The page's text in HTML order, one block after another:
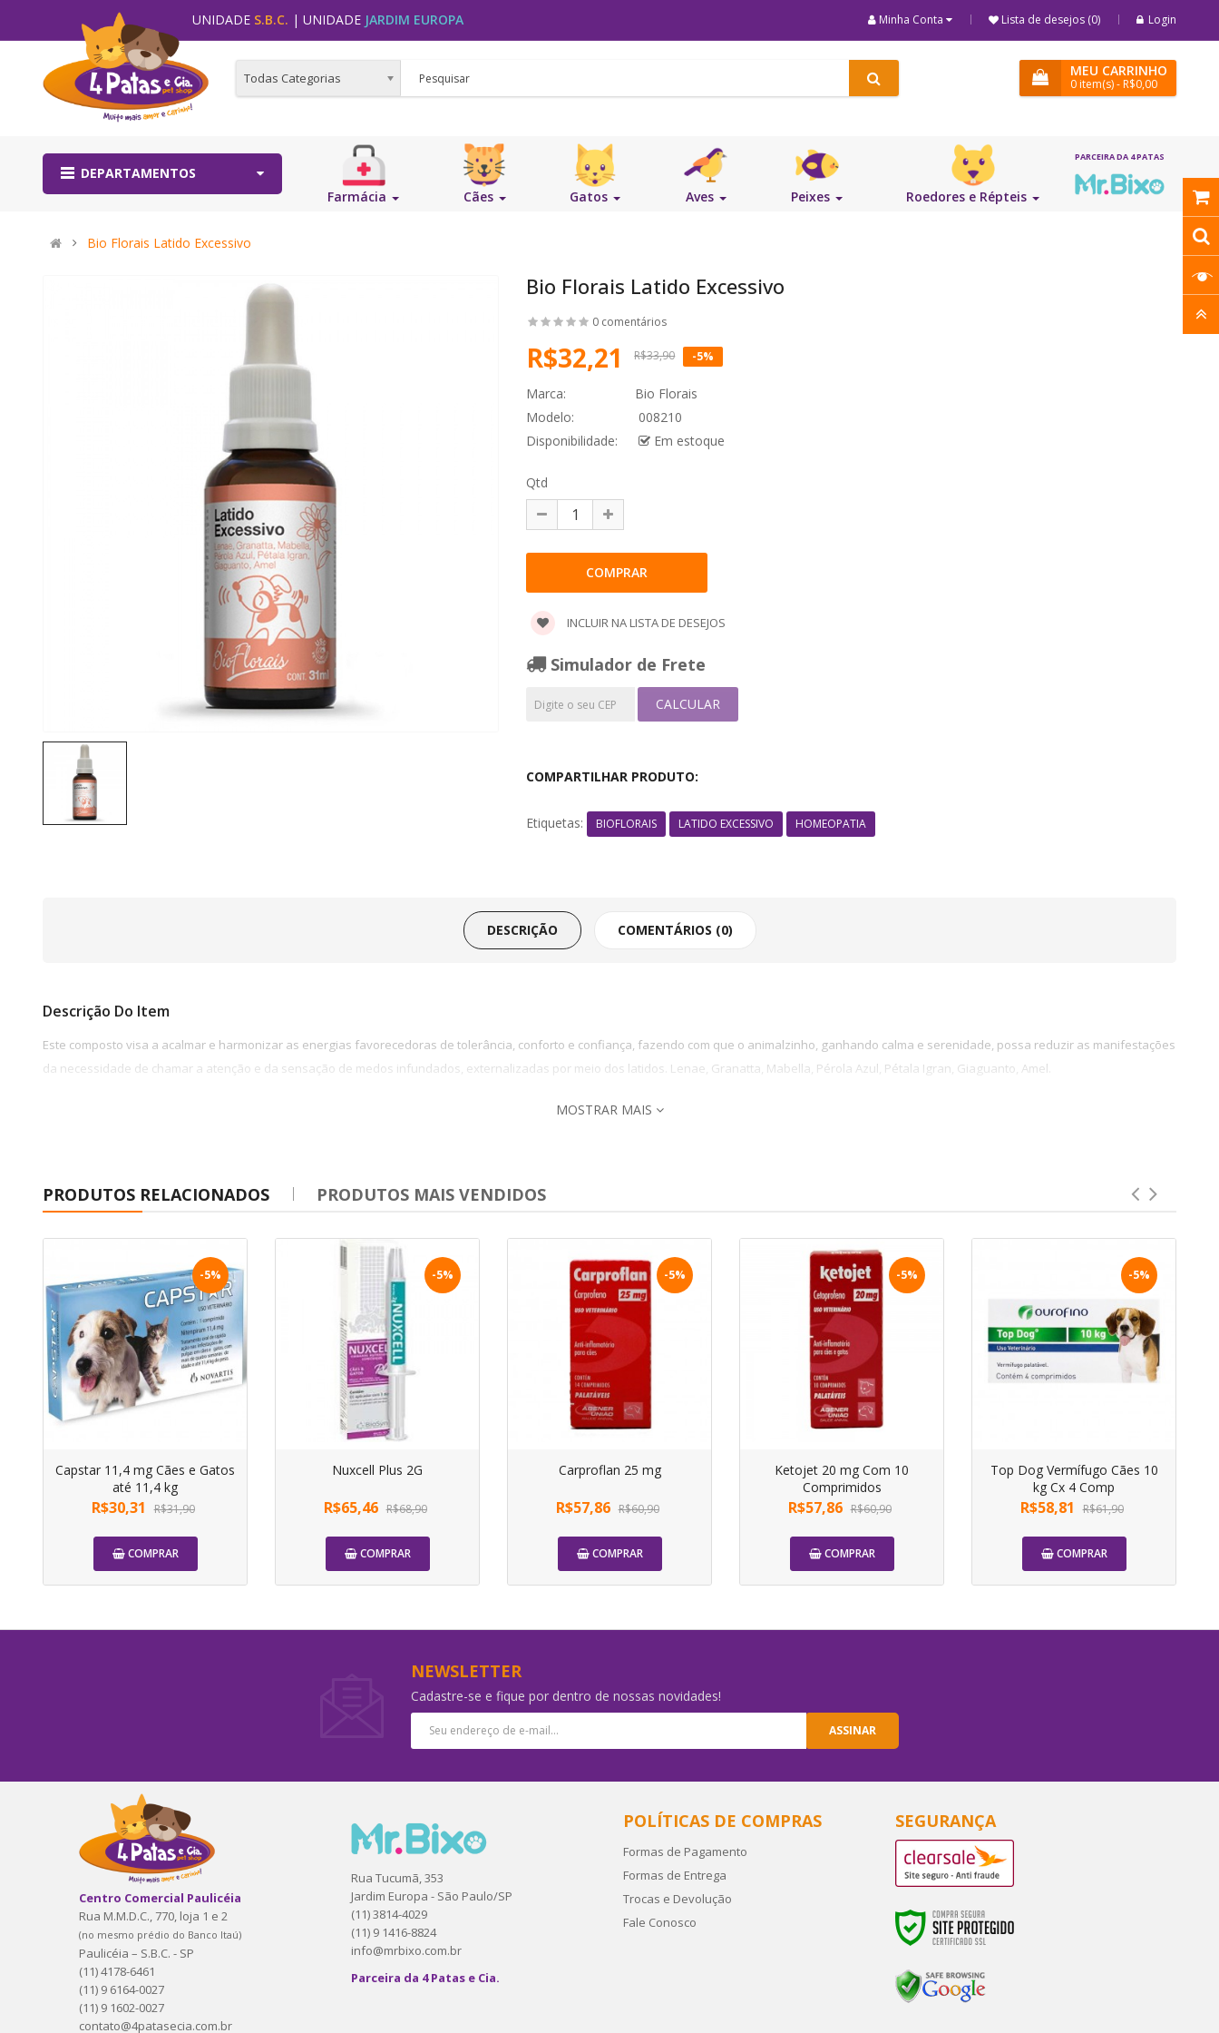
UNIDADE S.B.C. | UNIDADE JARDIM EUROPA Minha Conta Lista de desejos (0) Login
Todas Categorias MEU CARRINHO
0item(s)- R$0,00
DEPARTAMENTOS
Farmácia
Cães Gatos Aves Peixes Roedores e Répteis
Bio Florais Latido Excessivo
Bio Florais Latido Excessivo
0 comentários
R$32,21 R$33,90 -5%
Marca:
Bio Florais
Modelo:
008210
Disponibilidade:
Em estoque
Qtd
INCLUIR NA LISTA DE DESEJOS
Simulador de Frete
CALCULAR
COMPARTILHAR PRODUTO:
Etiquetas: BIOFLORAIS LATIDO EXCESSIVO HOMEOPATIA
DESCRIÇÃO COMENTÁRIOS (0)
Descrição Do Item
Este composto visa a acalmar e harmonizar as energias favorecedoras de tolerância, conforto e confiança, fazendo com que o animalzinho, ganhando calma e serenidade, possa reduzir as manifestações
da necessidade de chamar a atenção e da sensação de medos infundados, externalizadas por meio dos latidos. Lenae, Granatta, Mabella, Pérola Azul, Pétala Igran, Giaguanto, Amel.
MOSTRAR MAIS
PRODUTOS RELACIONADOS PRODUTOS MAIS VENDIDOS
-5%
Capstar 11,4 mg Cães e Gatos
até 11,4 kg
R$30,31 R$31,90
COMPRAR
-5%
Nuxcell Plus 2G
R$65,46 R$68,90
COMPRAR
-5%
Carproflan 25 mg
R$57,86 R$60,90
COMPRAR
-5%
Ketojet 20 mg Com 10
Comprimidos
R$57,86 R$60,90
COMPRAR
-5%
Top Dog Vermífugo Cães 10
kg Cx 4 Comp
R$58,81 R$61,90
COMPRAR
-5%
Alantol 60g
R$71,16 R$74,90
COMPRAR
-5%
R$55,96 R$58,90
COMPRAR
-5%
Alcort 5mg
R$26,90
COMPRAR
-5%
Alergovet c 0,7mg
-5%
NEWSLETTER
Cadastre-se e fique por dentro de nossas novidades!
ASSINAR
Centro Comercial Paulicéia
Rua M.M.D.C., 770, loja 1 e 2
(no mesmo prédio do Banco Itaú)
Paulicéia – S.B.C. - SP
(11) 4178-6461
(11) 9 6164-0027
(11) 9 1602-0027
contato@4patasecia.com.br
Rua Tucumã, 353
Jardim Europa - São Paulo/SP
(11) 3814-4029
(11) 9 1416-8824
info@mrbixo.com.br
Parceira da 4 Patas e Cia.
POLÍTICAS DE COMPRAS
Formas de Pagamento
Formas de Entrega
Trocas e Devolução
Fale Conosco
SEGURANÇA